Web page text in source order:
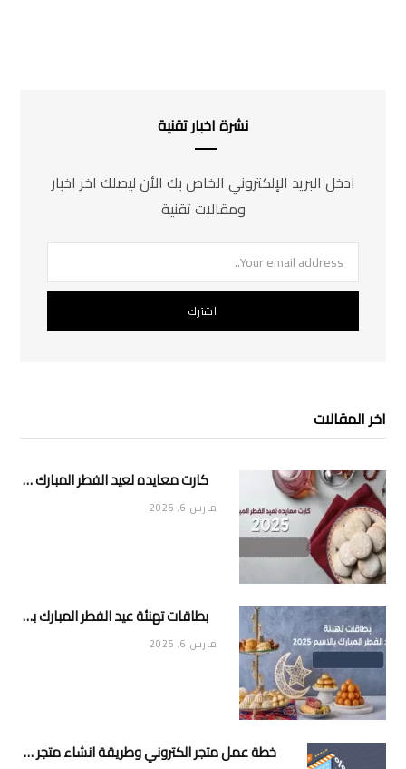
نشرة اخبار تقنية
ادخل البريد الإلكتروني الخاص بك الأن ليصلك اخر اخبار
ومقالات تقنية
اخر المقالات
كارت معايده لعيد الفطر المبارك 2025
مارس 6, 2025
بطاقات تهنئة عيد الفطر المبارك بالاسم 2025
مارس 6, 2025
خطة عمل متجر الكتروني وطريقة انشاء متجر خاص ناجح ومميز